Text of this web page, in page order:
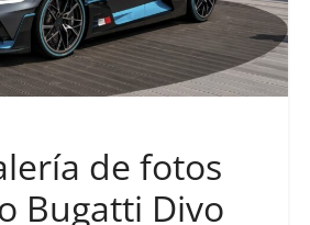
de fotos
Bugatti Divo